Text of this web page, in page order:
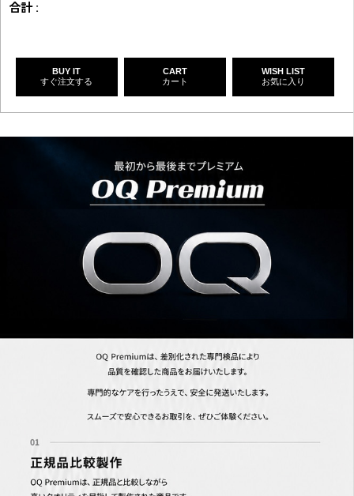
合計 :
BUY IT
すぐ注文する
CART
カート
WISH LIST
お気に入り